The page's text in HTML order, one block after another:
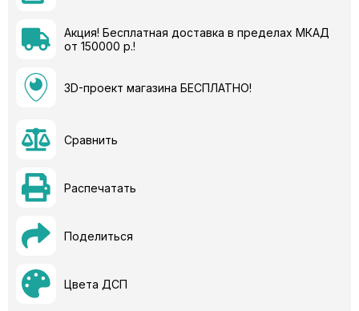
Акция! Бесплатная доставка в пределах МКАД
от 150000 р.!
3D-проект магазина БЕСПЛАТНО!
Сравнить
Распечатать
Поделиться
Цвета ДСП